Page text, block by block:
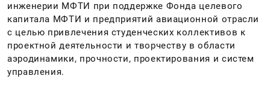
инженерии МФТИ при поддержке Фонда целевого
капитала МФТИ и предприятий авиационной отрасли
с целью привлечения студенческих коллективов к
проектной деятельности и творчеству в области
аэродинамики, прочности, проектирования и систем
управления.